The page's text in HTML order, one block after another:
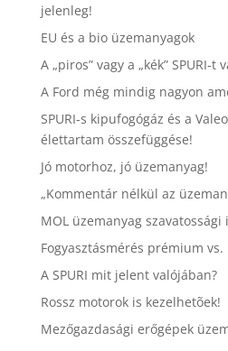
jelenleg!
EU és a bio üzemanyagok
A „piros” vagy a „kék” SPURI-t
A Ford még mindig nagyon
SPURI-s kipufogógáz és a
élettartam összefüggése!
Jó motorhoz, jó üzemanyag!
„Kommentár nélkül az
MOL üzemanyag szavatossági
Fogyasztásmérés prémium
A SPURI mit jelent valójában?
Rossz motorok is kezelhetõek!
Mezőgazdasági erőgépek